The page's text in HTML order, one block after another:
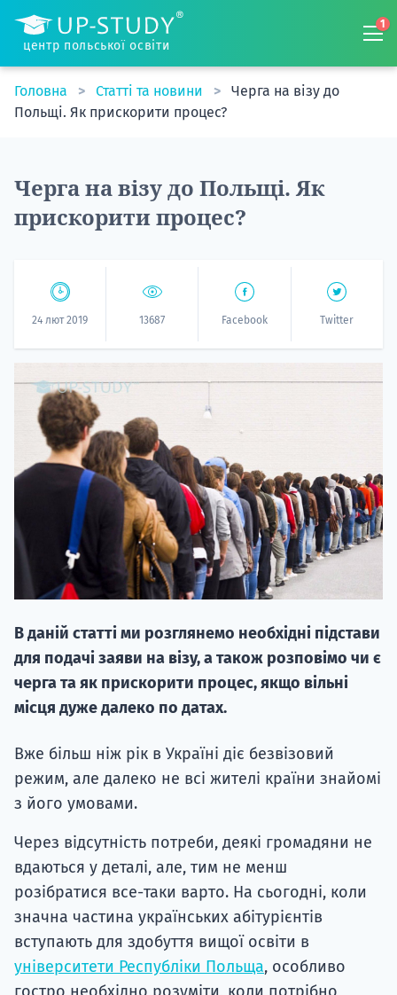
центр польської освіти
1
Головна Статті та новини
Черга на візу до
Польщі. Як прискорити процес?
Черга на візу до Польщі. Як
прискорити процес?
24 лют 2019 13687 Facebook Twitter
В даній статті ми розглянемо необхідні підстави
для подачі заяви на візу, а також розповімо чи є
черга та як прискорити процес, якщо вільні
місця дуже далеко по датах.
Вже більш ніж рік в Україні діє безвізовий
режим, але далеко не всі жителі країни знайомі
з його умовами.
Через відсутність потреби, деякі громадяни не
вдаються у деталі, але, тим не менш
розібратися все-таки варто. На сьогодні, коли
значна частина українських абітурієнтів
вступають для здобуття вищої освіти в
університети Республіки Польща, особливо
НАБІР